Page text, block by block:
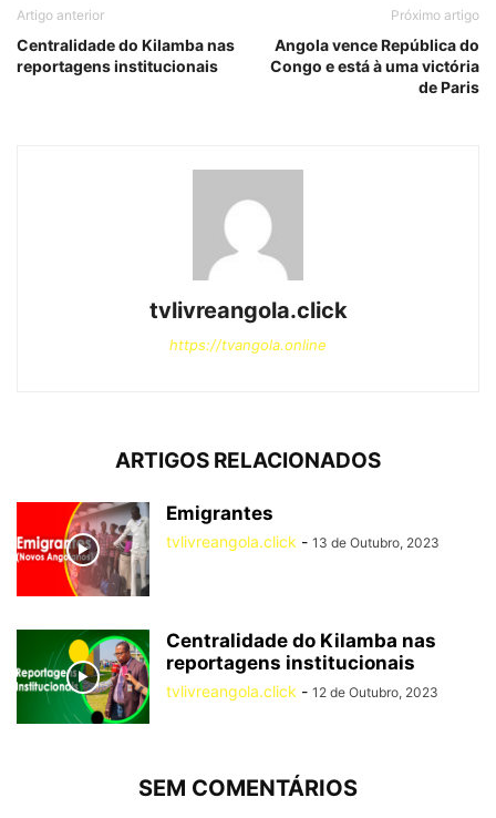
Artigo anterior
Centralidade do Kilamba nas
reportagens institucionais
Próximo artigo
Angola vence República do
Congo e está à uma victória
de Paris
tvlivreangola.click
https://tvangola.online
ARTIGOS RELACIONADOS
Emigrantes
tvlivreangola.click - 13 de Outubro, 2023
Centralidade do Kilamba nas
reportagens institucionais
tvlivreangola.click - 12 de Outubro, 2023
SEM COMENTÁRIOS